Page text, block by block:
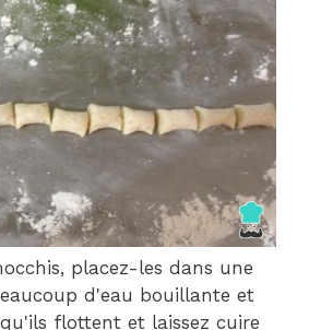
placez-les dans une
d'eau bouillante et
flottent et laissez cuire